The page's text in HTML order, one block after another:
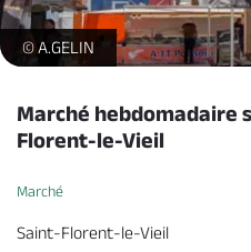
Agenda
Billetterie en ligne
marché-halle-saint-florent-le-
© A.GELIN
Marché hebdomadaire
Florent-le-Vieil
Marché
Saint-Florent-le-Vieil